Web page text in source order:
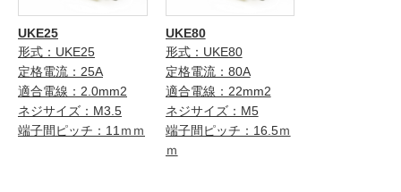
UKE25
形式：UKE25
定格電流：25A
適合電線：2.0mm2
ネジサイズ：M3.5
端子間ピッチ：11ｍｍ
UKE80
形式：UKE80
定格電流：80A
適合電線：22mm2
ネジサイズ：M5
端子間ピッチ：16.5ｍ
ｍ